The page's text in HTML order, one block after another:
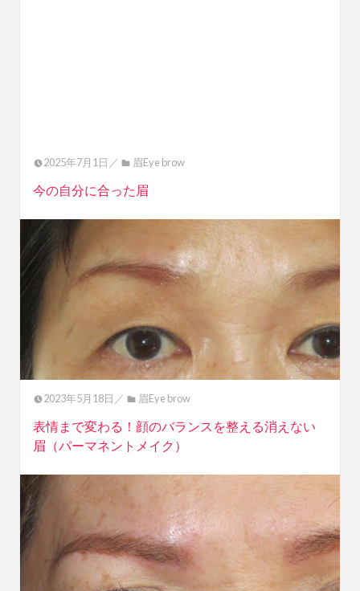
2025年7月1日／ 眉Eye brow
今の自分に合った眉
2023年5月18日／ 眉Eye brow
表情まで変わる！顔のバランスを整える消えない
眉（パーマネントメイク）